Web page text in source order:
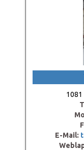
1081
E-Mail: